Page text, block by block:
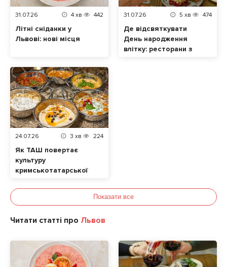
31.07.26 4 хв 442
Літні сніданки у
Львові: нові місця
31.07.26 5 хв 474
Де відсвяткувати
День народження
влітку: ресторани з
24.07.26 3 хв 224
Як ТАШ повертає
культуру
кримськотатарської
Показати все
Читати статті про Львов